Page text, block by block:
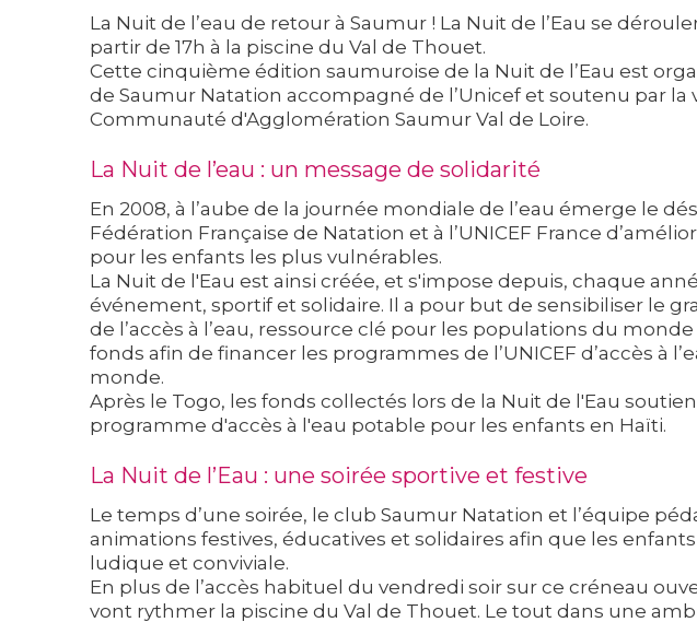
La Nuit de l’eau de retour à Saumur ! La Nuit de l’Eau se
partir de 17h à la piscine du Val de Thouet.
Cette cinquième édition saumuroise de la Nuit de l’Eau est
de Saumur Natation accompagné de l’Unicef et soutenu par la
Communauté d'Agglomération Saumur Val de Loire.
La Nuit de l’eau : un message de solidarité
En 2008, à l’aube de la journée mondiale de l’eau émerge le
Fédération Française de Natation et à l’UNICEF France
pour les enfants les plus vulnérables.
La Nuit de l'Eau est ainsi créée, et s'impose depuis, chaque
événement, sportif et solidaire. Il a pour but de sensibiliser le
de l’accès à l’eau, ressource clé pour les populations du
fonds afin de financer les programmes de l’UNICEF d’accès à
monde.
Après le Togo, les fonds collectés lors de la Nuit de l'Eau
programme d'accès à l'eau potable pour les enfants en Haïti.
La Nuit de l’Eau : une soirée sportive et festive
Le temps d’une soirée, le club Saumur Natation et l’équipe
animations festives, éducatives et solidaires afin que les
ludique et conviviale.
En plus de l’accès habituel du vendredi soir sur ce créneau
vont rythmer la piscine du Val de Thouet. Le tout dans une